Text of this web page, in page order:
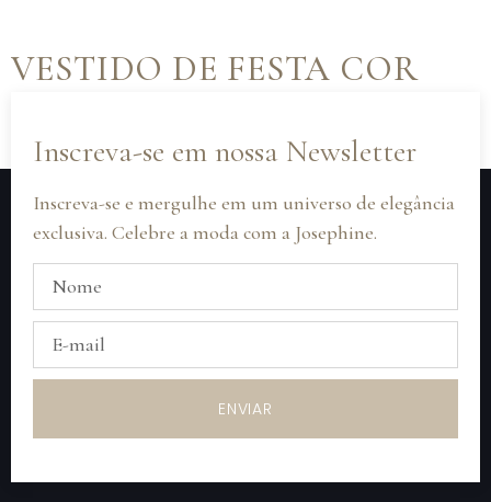
VESTIDO DE FESTA COR
Inscreva-se em nossa Newsletter
Inscreva-se e mergulhe em um universo de elegância
exclusiva. Celebre a moda com a Josephine.
ENVIAR